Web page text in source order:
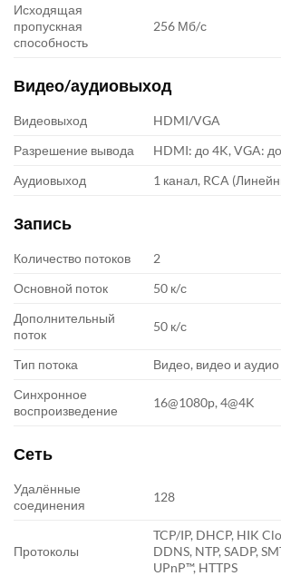
Исходящая
пропускная
способность
256 Мб/с
Видео/аудиовыход
Видеовыход
HDMI/VGA
Разрешение вывода
HDMI: до 4K, VGA:
Аудиовыход
1 канал, RCA
Запись
Количество потоков
2
Основной поток
50 к/с
Дополнительный
поток
50 к/с
Тип потока
Видео, видео и аудио
Синхронное
воспроизведение
16@1080p, 4@4K
Сеть
Удалённые
соединения
128
Протоколы
TCP/IP, DHCP, HIK
DDNS, NTP, SADP,
UPnP™, HTTPS